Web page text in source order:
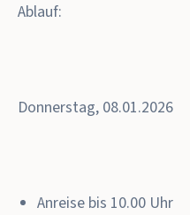
Ablauf:
Donnerstag, 08.01.2026
Anreise bis 10.00 Uhr